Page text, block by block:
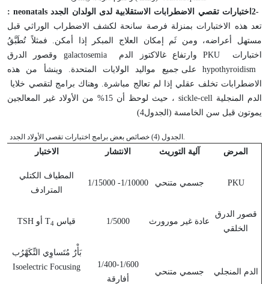
2- اختبارات تقصي الاضطرابات الاستقلابية لدى الولدان الجدد :neonatals
تعد هذه الاختبارات بمنزلة فرصة سانحة لكشف الاضطراب الوراثي قبل
مستهل أعراضه، ومن ثَم إمكان العلاج المبكر إذا أمكن. فمثلاً تُطَبَّقُ
اختبارات
PKU وارتفاع غالاكتوز الدم galactosemia وقصور الدرق
hypothyroidism على جميع مواليد الولايات المتحدة. وينشأ من هذه
الاضطرابات تخلف عقلي إذا لم تعالج مباشرة. وهناك برامج لتقصي خلايا
الدم المنجلية sickle-cell
، حيث لوحظ أن 15% من الأولاد غير المعالجين
يموتون قبل سن الخامسة (الجدول4)
.الجدول (4) خصائص بعض برامج اختبارات تقصي الأولاد الجدد
المرض آلية التوريث الانتشار الاختبار
PKU جسمي متنحي 1/10000- 1/15000
المطياف الكتلي
المترادف
قصور الدرق
الخلقي
عادة غير مورورث 1/5000 قياس T4 أو TSH
الدم المنجلي جسمي متنحي
1/400-1/600
أفارقة
بَأْرٌ مُتَساوِي التِّكَهْرُب
Isoelectric Focusing